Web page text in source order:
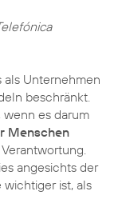
als Unternehmen
beschränkt.
, wenn es darum
Menschen
angesichts der
ist, als